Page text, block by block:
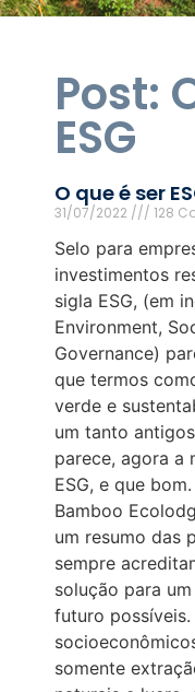
Post:
ESG
O que é ser
31/07/2022 128
Selo para
investimentos
sigla ESG, (em
Environment,
Governance)
que termos
verde e
um tanto
parece, agora a
ESG, e que
Bamboo
um resumo das
sempre
solução para
futuro
somente